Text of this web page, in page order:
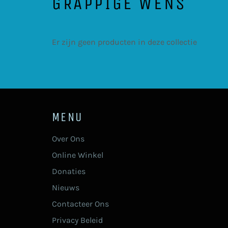
Er zijn geen producten in deze collectie
MENU
Over Ons
Online Winkel
Donaties
Nieuws
Contacteer Ons
Privacy Beleid